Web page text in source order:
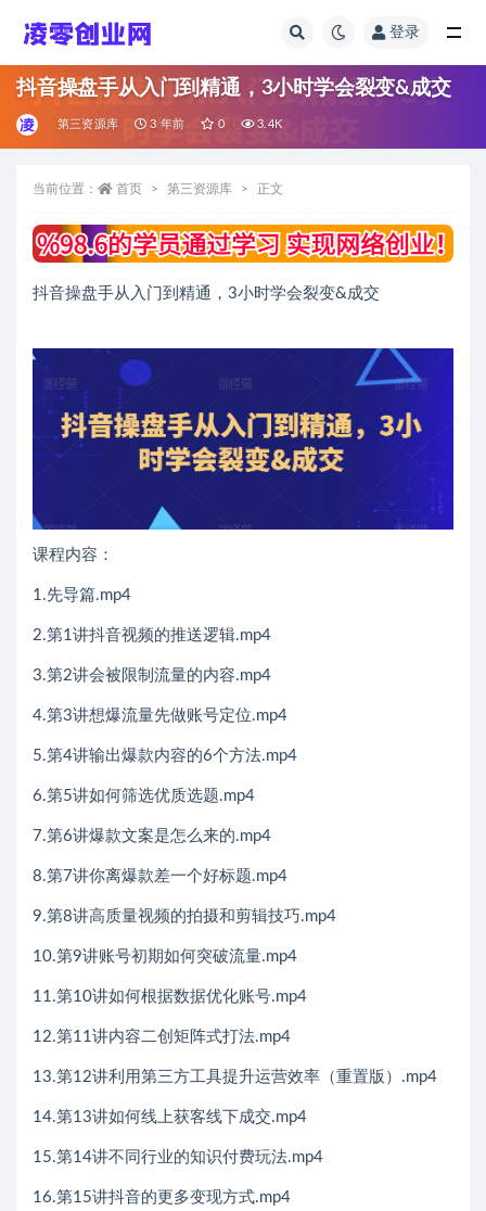
登录
抖音操盘手从入门到精通，3小时学会裂变&成交
第三资源库 3 年前 0 3.4K
当前位置： 首页 第三资源库 正文
抖音操盘手从入门到精通，3小时学会裂变&成交
课程内容：
1.先导篇.mp4
2.第1讲抖音视频的推送逻辑.mp4
3.第2讲会被限制流量的内容.mp4
4.第3讲想爆流量先做账号定位.mp4
5.第4讲输出爆款内容的6个方法.mp4
6.第5讲如何筛选优质选题.mp4
7.第6讲爆款文案是怎么来的.mp4
8.第7讲你离爆款差一个好标题.mp4
9.第8讲高质量视频的拍摄和剪辑技巧.mp4
10.第9讲账号初期如何突破流量.mp4
11.第10讲如何根据数据优化账号.mp4
12.第11讲内容二创矩阵式打法.mp4
13.第12讲利用第三方工具提升运营效率（重置版）.mp4
14.第13讲如何线上获客线下成交.mp4
15.第14讲不同行业的知识付费玩法.mp4
16.第15讲抖音的更多变现方式.mp4